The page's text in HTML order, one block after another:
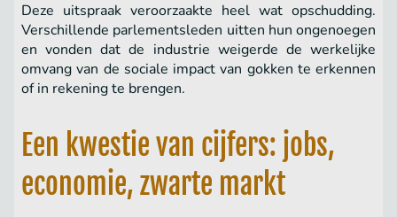
Deze uitspraak veroorzaakte heel wat opschudding.
Verschillende parlementsleden uitten hun ongenoegen
en vonden dat de industrie weigerde de werkelijke
omvang van de sociale impact van gokken te erkennen
of in rekening te brengen.
Een kwestie van cijfers: jobs,
economie, zwarte markt